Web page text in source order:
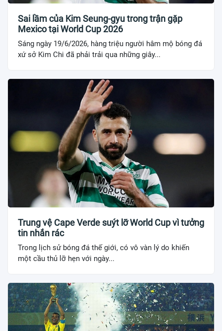
Sai lầm của Kim Seung-gyu trong trận gặp
Mexico tại World Cup 2026
Sáng ngày 19/6/2026, hàng triệu người hâm mộ bóng đá
xứ sở Kim Chi đã phải trải qua những giây...
Trung vệ Cape Verde suýt lỡ World Cup vì tưởng
tin nhắn rác
Trong lịch sử bóng đá thế giới, có vô vàn lý do khiến
một cầu thủ lỡ hẹn với ngày...